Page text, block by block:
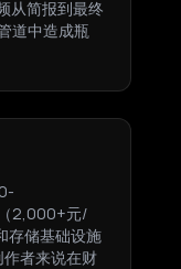
从简报到最终
道中造成瓶
2,000+元/
存储基础设施
者来说在财